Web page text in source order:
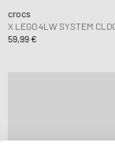
crocs
X LEGO 4LW SYSTEM
59,99 €